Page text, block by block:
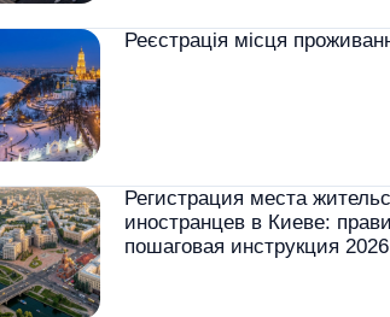
Реєстрація місця
Регистрация места
иностранцев в Киеве:
пошаговая инструкция 2026